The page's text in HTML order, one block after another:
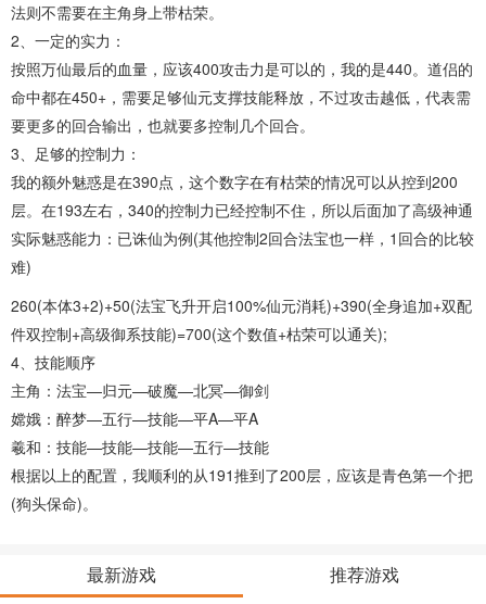
法则不需要在主角身上带枯荣。
2、一定的实力：
按照万仙最后的血量，应该400攻击力是可以的，我的是440。道侣的
命中都在450+，需要足够仙元支撑技能释放，不过攻击越低，代表需
要更多的回合输出，也就要多控制几个回合。
3、足够的控制力：
我的额外魅惑是在390点，这个数字在有枯荣的情况可以从控到200
层。在193左右，340的控制力已经控制不住，所以后面加了高级神通
实际魅惑能力：已诛仙为例(其他控制2回合法宝也一样，1回合的比较
难)
260(本体3+2)+50(法宝飞升开启100%仙元消耗)+390(全身追加+双配
件双控制+高级御系技能)=700(这个数值+枯荣可以通关);
4、技能顺序
主角：法宝—归元—破魔—北冥—御剑
嫦娥：醉梦—五行—技能—平A—平A
羲和：技能—技能—技能—五行—技能
根据以上的配置，我顺利的从191推到了200层，应该是青色第一个把
(狗头保命)。
最新游戏 推荐游戏